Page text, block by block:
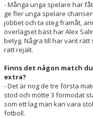
- Många unga spelare har
ge fler unga spelare
jobbet och ta steg framåt,
överlägset bäst har Alex
betyg. Några till har varit
rätt rejält.
Finns det någon match
extra?
- Det är nog de tre första
stod och mötte 3 förmodat
som ett lag man kan vara
fotboll.